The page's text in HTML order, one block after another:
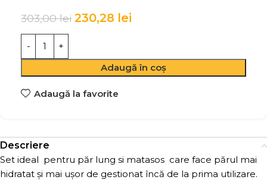
303,00lei 230,28 lei
Adaugă în coș
Adaugă la favorite
Descriere
Set ideal pentru păr lung si matasos care face părul mai
hidratat și mai ușor de gestionat încă de la prima utilizare.